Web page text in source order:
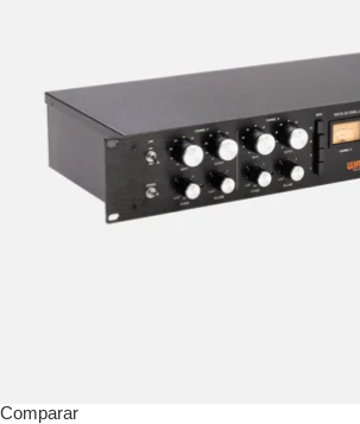
Comparar